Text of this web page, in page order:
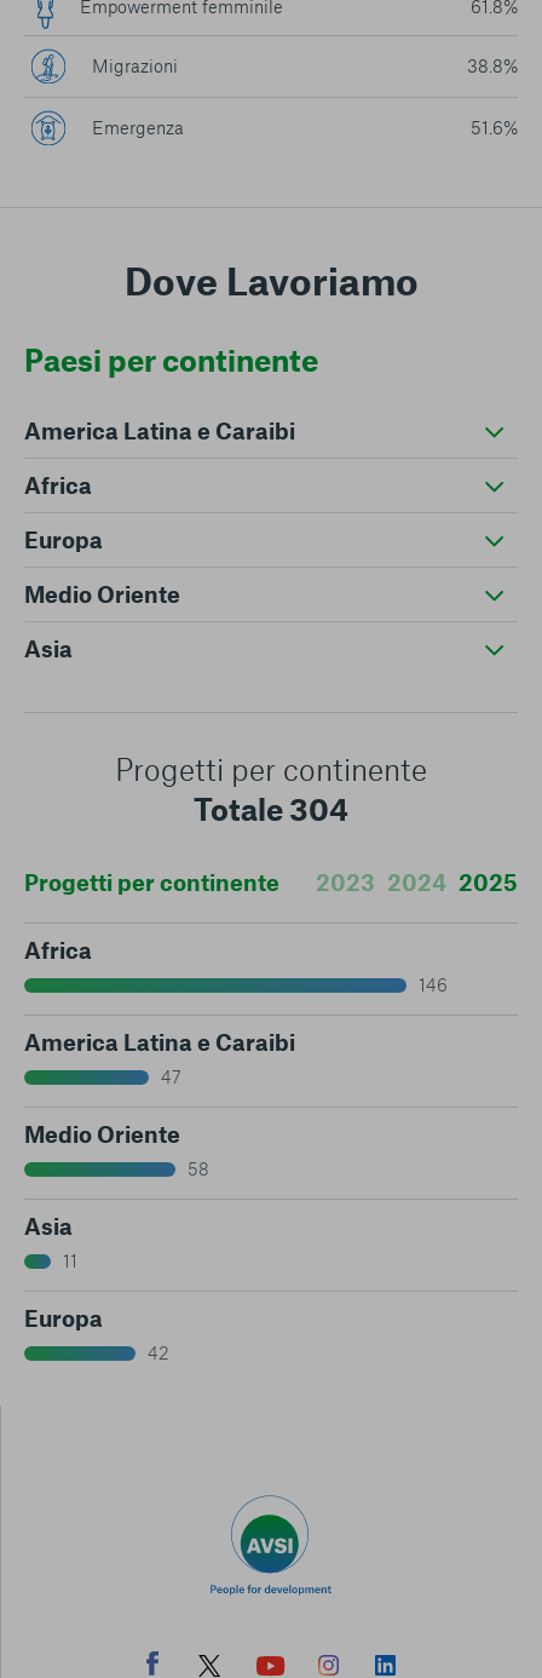
Empowerment femminile 61.8%
Migrazioni 38.8%
Emergenza 51.6%
Dove Lavoriamo
Paesi per continente
America Latina e Caraibi
Africa
Europa
Medio Oriente
Asia
Progetti per continente
Totale 304
Progetti per continente 2023 2024 2025
Africa
146
America Latina e Caraibi
47
Medio Oriente
58
Asia
11
Europa
42